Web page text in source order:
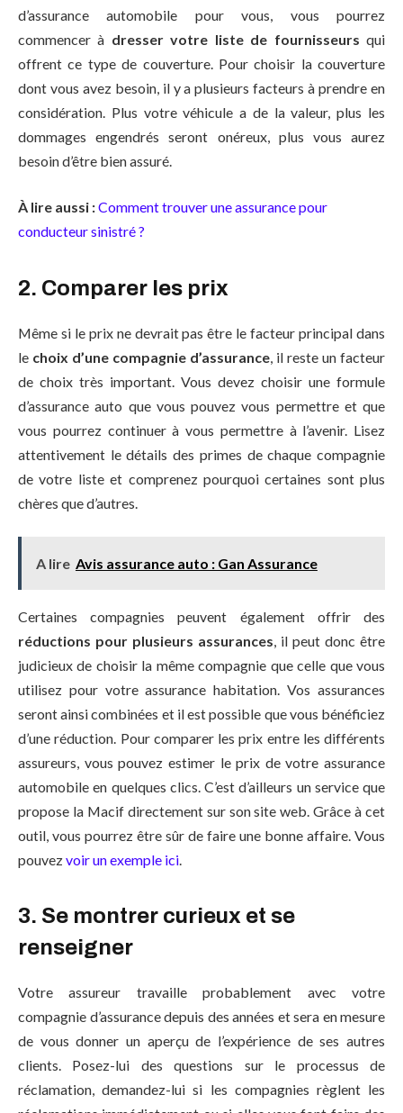
d’assurance automobile pour vous, vous pourrez
commencer à dresser votre liste de fournisseurs qui
offrent ce type de couverture. Pour choisir la couverture
dont vous avez besoin, il y a plusieurs facteurs à prendre en
considération. Plus votre véhicule a de la valeur, plus les
dommages engendrés seront onéreux, plus vous aurez
besoin d’être bien assuré.
À lire aussi :Comment trouver une assurance pour
conducteur sinistré ?
2. Comparer les prix
Même si le prix ne devrait pas être le facteur principal dans
le choix d’une compagnie d’assurance , il reste un facteur
de choix très important. Vous devez choisir une formule
d’assurance auto que vous pouvez vous permettre et que
vous pourrez continuer à vous permettre à l’avenir. Lisez
attentivement le détails des primes de chaque compagnie
de votre liste et comprenez pourquoi certaines sont plus
chères que d’autres.
A lire Avis assurance auto : Gan Assurance
Certaines compagnies peuvent également offrir des
réductions pour plusieurs assurances, il peut donc être
judicieux de choisir la même compagnie que celle que vous
utilisez pour votre assurance habitation. Vos assurances
seront ainsi combinées et il est possible que vous bénéficiez
d’une réduction. Pour comparer les prix entre les différents
assureurs, vous pouvez estimer le prix de votre assurance
automobile en quelques clics. C’est d’ailleurs un service que
propose la Macif directement sur son site web. Grâce à cet
outil, vous pourrez être sûr de faire une bonne affaire. Vous
pouvezvoir un exemple ici.
3. Se montrer curieux et se
renseigner
Votre assureur travaille probablement avec votre
compagnie d’assurance depuis des années et sera en mesure
de vous donner un aperçu de l’expérience de ses autres
clients. Posez-lui des questions sur le processus de
réclamation, demandez-lui si les compagnies règlent les